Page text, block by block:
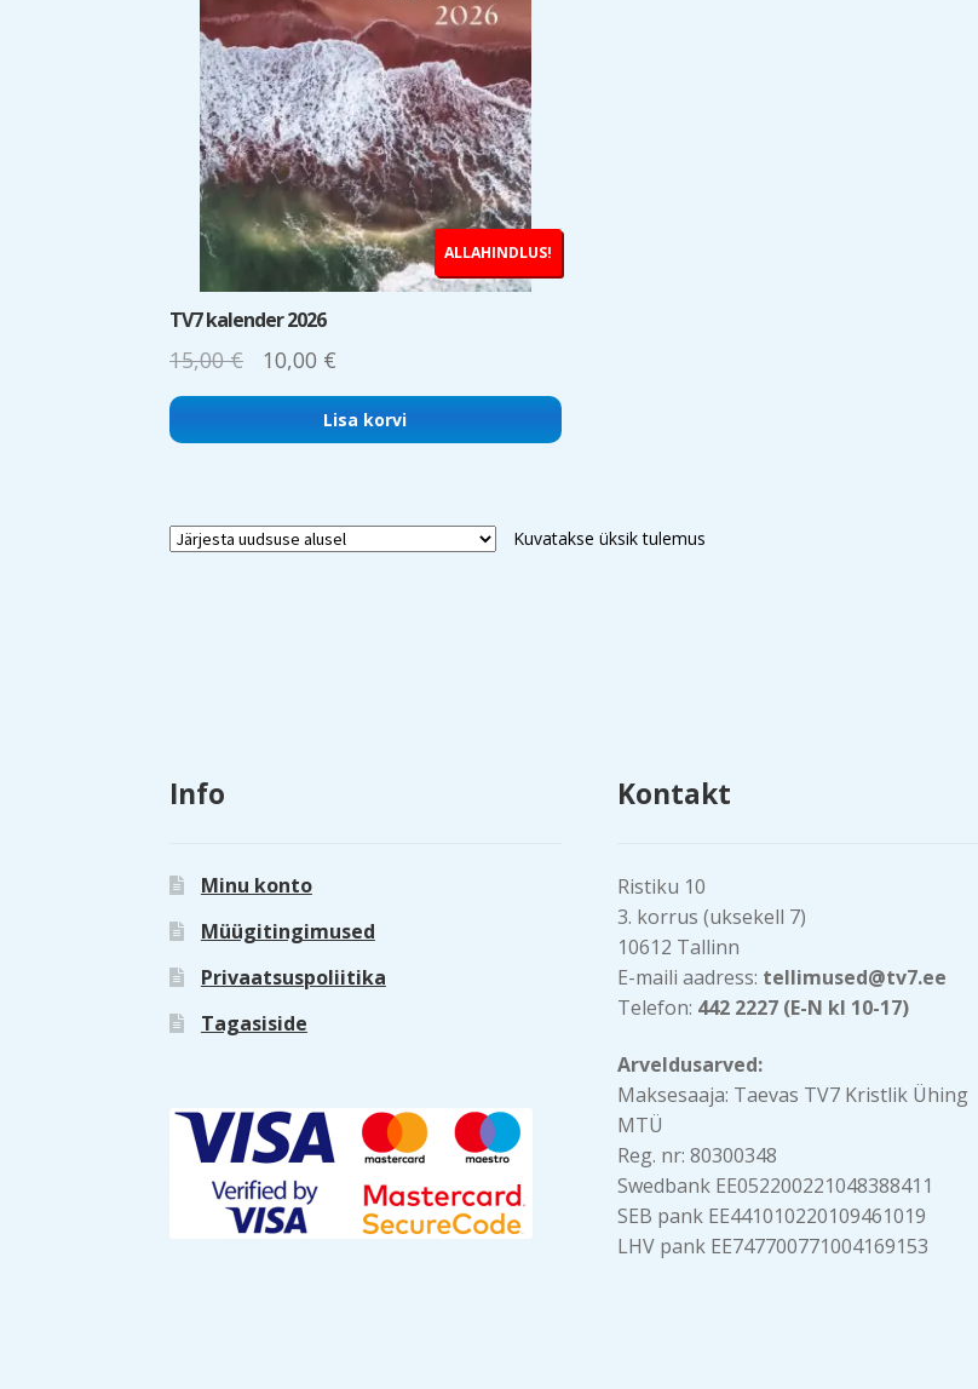
ALLAHINDLUS!
TV7 kalender 2026
15,00€
Algne
hind
10,00 €Current
price
is:
Lisa korvi
Kuvatakse üksik tulemus
Info
Minu konto
Müügitingimused
Privaatsuspoliitika
Tagasiside
Kontakt
Ristiku 10
3. korrus (uksekell 7)
10612 Tallinn
E-maili aadress: tellimused@tv7.ee
Telefon: 442 2227 (E-N kl 10-17)
Arveldusarved:
Maksesaaja: Taevas TV7 Kristlik Ühing
MTÜ
Reg. nr: 80300348
Swedbank EE052200221048388411
SEB pank EE441010220109461019
LHV pank EE747700771004169153